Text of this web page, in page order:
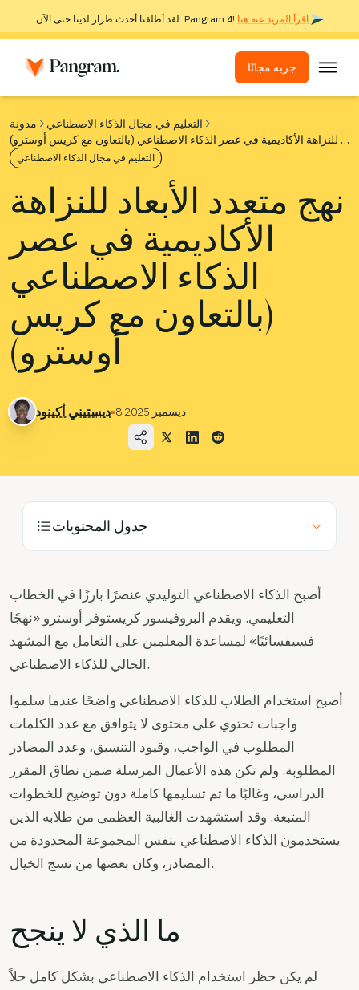
لقد أطلقنا أحدث طراز لدينا حتى الآن: Pangram 4! اقرأ المزيد عنه هنا.
جربه مجانًا
كاشف الذكاء الاصطناعي
جهاز كشف الصور
ملحق المتصفح
واجهة برمجة التطبيقات
عمليات الدمج
أداة فحص الانتحال
الكشف عن الذكاء الاصطناعي متعدد اللغات
حالات الاستخدام
مدونة
مدونة
التعليم في مجال الذكاء الاصطناعي
نهج متعدد الأبعاد للنزاهة الأكاديمية في عصر الذكاء الاصطناعي (بالتعاون مع كريس أوسترو)
التعليم في مجال الذكاء الاصطناعي
نهج متعدد الأبعاد للنزاهة
الأكاديمية في عصر
الذكاء الاصطناعي
(بالتعاون مع كريس
أوسترو)
ديستيني أكينود▪ 8 ديسمبر 2025
جدول المحتويات
أصبح الذكاء الاصطناعي التوليدي عنصرًا بارزًا في الخطاب
التعليمي. ويقدم البروفيسور كريستوفر أوسترو «نهجًا
فسيفسائيًا» لمساعدة المعلمين على التعامل مع المشهد
الحالي للذكاء الاصطناعي.
أصبح استخدام الطلاب للذكاء الاصطناعي واضحًا عندما سلموا
واجبات تحتوي على محتوى لا يتوافق مع عدد الكلمات
المطلوب في الواجب، وقيود التنسيق، وعدد المصادر
المطلوبة. ولم تكن هذه الأعمال المرسلة ضمن نطاق المقرر
الدراسي، وغالبًا ما تم تسليمها كاملة دون توضيح للخطوات
المتبعة. وقد استشهدت الغالبية العظمى من طلابه الذين
يستخدمون الذكاء الاصطناعي بنفس المجموعة المحدودة من
المصادر، وكان بعضها من نسج الخيال.
ما الذي لا ينجح
لم يكن حظر استخدام الذكاء الاصطناعي بشكل كامل حلاً